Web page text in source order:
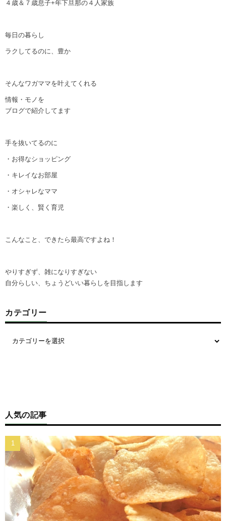
４歳＆７歳息子+年下旦那の４人家族
毎日の暮らし
ラクしてるのに、豊か
そんなワガママを叶えてくれる
情報・モノを
ブログで紹介してます
手を抜いてるのに
・お得なショッピング
・キレイなお部屋
・オシャレなママ
・楽しく、賢く育児
こんなこと、できたら最高ですよね！
やりすぎず、雑になりすぎない
自分らしい、ちょうどいい暮らしを目指します
カテゴリー
人気の記事